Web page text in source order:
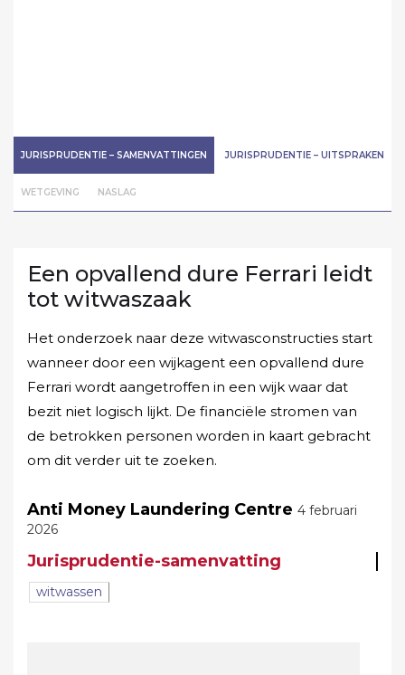
JURISPRUDENTIE – SAMENVATTINGEN JURISPRUDENTIE – UITSPRAKEN
WETGEVING NASLAG
Een opvallend dure Ferrari leidt
tot witwaszaak
Het onderzoek naar deze witwasconstructies start
wanneer door een wijkagent een opvallend dure
Ferrari wordt aangetroffen in een wijk waar dat
bezit niet logisch lijkt. De financiële stromen van
de betrokken personen worden in kaart gebracht
om dit verder uit te zoeken.
Anti Money Laundering Centre 4 februari
2026
Jurisprudentie-samenvatting
witwassen